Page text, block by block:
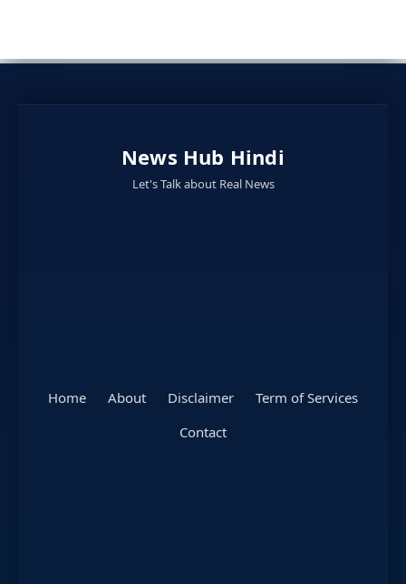
News Hub Hindi
Let's Talk about Real News
Home About Disclaimer
Term of Services
Contact